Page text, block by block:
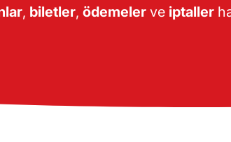
, biletler, ödemelerve iptaller